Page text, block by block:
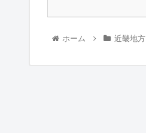
ホーム 近畿地方